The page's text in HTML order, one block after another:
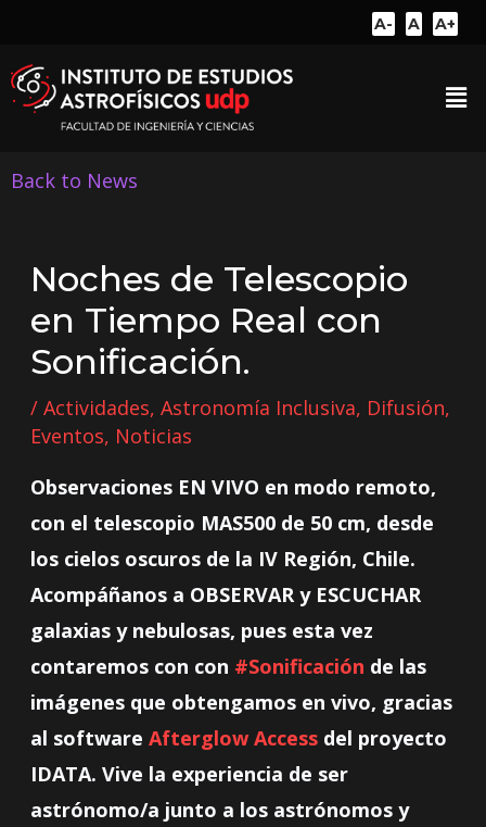
A- A A+
Back to News
Noches de Telescopio
en Tiempo Real con
Sonificación.
/ Actividades, Astronomía Inclusiva, Difusión,
Eventos, Noticias
Observaciones EN VIVO en modo remoto,
con el telescopio MAS500 de 50 cm, desde
los cielos oscuros de la IV Región, Chile.
Acompáñanos a OBSERVAR y ESCUCHAR
galaxias y nebulosas, pues esta vez
contaremos con con #Sonificación de las
imágenes que obtengamos en vivo, gracias
al software Afterglow Accessdel proyecto
IDATA. Vive la experiencia de ser
astrónomo/a junto a los astrónomos y